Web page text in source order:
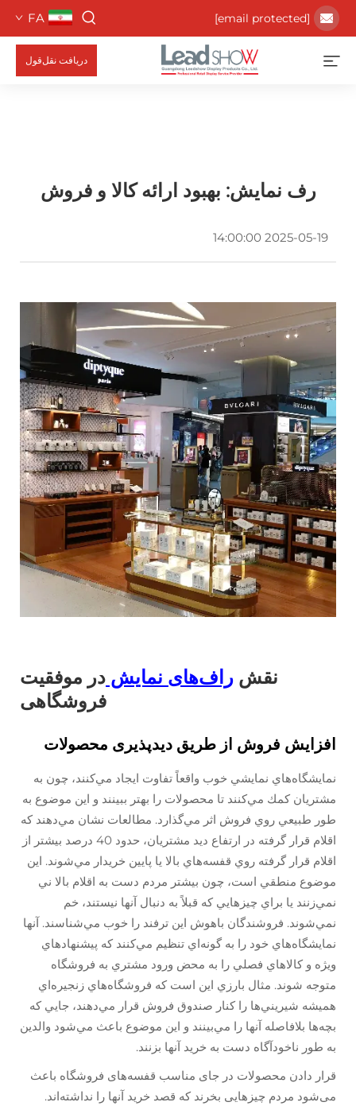
[email protected]
FA
دریافت نقل‌قول
رف نمایش: بهبود ارائه کالا و فروش
2025-05-19 14:00:00
نقش راف‌های نمایش در موفقیت
فروشگاهی
افزایش فروش از طریق دیدپذیری محصولات
نمايشگاه‌هاي نمايشي خوب واقعاً تفاوت ايجاد مي‌كنند، چون به
مشتريان كمك مي‌كنند تا محصولات را بهتر ببينند و اين موضوع به
طور طبيعي روي فروش اثر مي‌گذارد. مطالعات نشان مي‌دهند كه
اقلام قرار گرفته در ارتفاع ديد مشتريان، حدود 40 درصد بيشتر از
اقلام قرار گرفته روي قفسه‌هاي بالا يا پايين خريدار مي‌شوند. اين
موضوع منطقي است، چون بيشتر مردم دست به اقلام بالا ني
نمي‌زنند يا براي چيزهايي كه قبلاً به دنبال آنها نيستند، خم
نمي‌شوند. فروشندگان باهوش اين ترفند را خوب مي‌شناسند. آنها
نمايشگاه‌هاي خود را به گونه‌اي تنظيم مي‌كنند كه پيشنهادهاي
ويژه و كالاهاي فصلي را به محض ورود مشتري به فروشگاه
متوجه شوند. مثال بارزي اين است كه فروشگاه‌هاي زنجيره‌اي
هميشه شيريني‌ها را كنار صندوق فروش قرار مي‌دهند، جايي كه
بچه‌ها بلافاصله آنها را مي‌بينند و اين موضوع باعث مي‌شود والدين
به طور ناخودآگاه دست به خريد آنها بزنند.
قرار دادن محصولات در جای مناسب قفسه‌های فروشگاه باعث
می‌شود مردم چیزهایی بخرند که قصد خرید آنها را نداشته‌اند.